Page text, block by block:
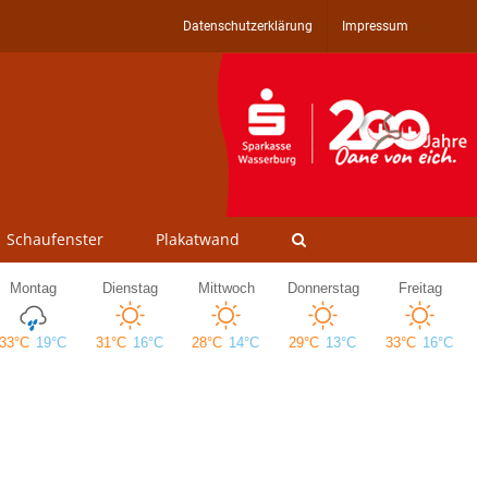
Datenschutzerklärung Impressum
Schaufenster Plakatwand